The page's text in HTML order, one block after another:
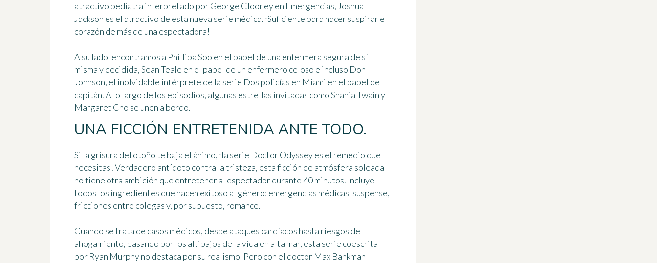
atractivo pediatra interpretado por George Clooney en Emergencias, Joshua
Jackson es el atractivo de esta nueva serie médica. ¡Suficiente para hacer suspirar el
corazón de más de una espectadora!
A su lado, encontramos a Phillipa Soo en el papel de una enfermera segura de sí
misma y decidida,Sean Teale en el papel de un enfermero celoso e incluso Don
Johnson, el inolvidable intérprete de la serie Dos policías en Miami en el papel del
capitán. A lo largo de los episodios, algunas estrellas invitadas como Shania Twain y
Margaret Cho se unen a bordo.
UNA FICCIÓN ENTRETENIDA ANTE TODO.
Si la grisura del otoño te baja el ánimo, ¡la serie Doctor Odyssey es el remedio que
necesitas! Verdadero antídoto contra la tristeza, esta ficción de atmósfera soleada
no tiene otra ambición que entretener al espectador durante 40 minutos. Incluye
todos los ingredientes que hacen exitoso al género: emergencias médicas, suspense,
fricciones entre colegas y, por supuesto, romance.
Cuando se trata de casos médicos, desde ataques cardíacos hasta riesgos de
ahogamiento, pasando por los altibajos de la vida en alta mar, esta serie coescrita
por Ryan Murphyno destaca por su realismo. Pero con el doctor Max Bankman